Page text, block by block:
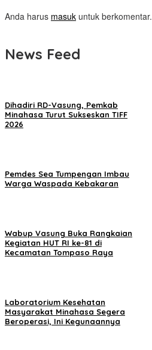
Anda harus masuk untuk berkomentar.
News Feed
Dihadiri RD-Vasung, Pemkab
Minahasa Turut Sukseskan TIFF
2026
Pemdes Sea Tumpengan Imbau
Warga Waspada Kebakaran
Wabup Vasung Buka Rangkaian
Kegiatan HUT RI ke-81 di
Kecamatan Tompaso Raya
Laboratorium Kesehatan
Masyarakat Minahasa Segera
Beroperasi, Ini Kegunaannya